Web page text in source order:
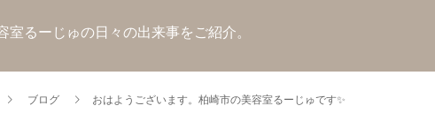
室るーじゅの日々の出来事をご紹介。
ブログ おはようございます。柏崎市の美容室るーじゅです✨